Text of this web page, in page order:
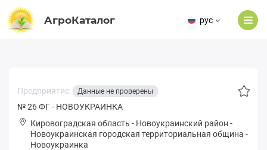
АгроКаталог рус
Предприятие: Данные не проверены
№ 26 ФГ - НОВОУКРАИНКА
Кировоградская область - Новоукраинский район -
Нoвoукpaинская городская территориальная община -
Новоукраинка